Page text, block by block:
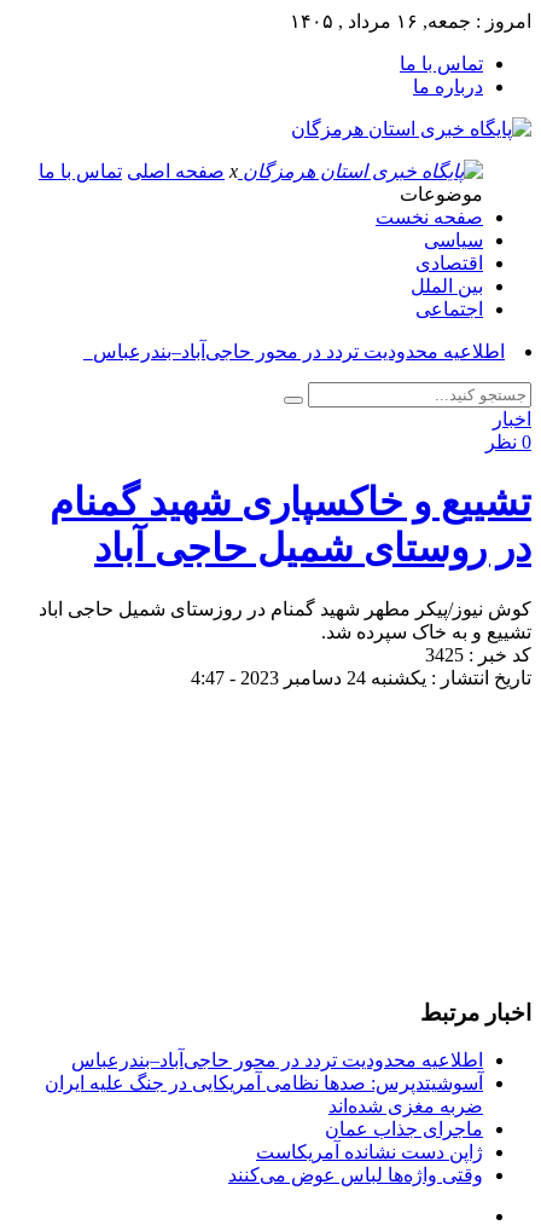
امروز : جمعه, ۱۶ مرداد , ۱۴۰۵
تماس با ما
درباره ما
x صفحه اصلی تماس با ما
موضوعات
صفحه نخست
سیاسی
اقتصادی
بین الملل
اجتماعی
آ_
اخبار
0 نظر
تشییع و خاکسپاری شهید گمنام
در روستای شمیل حاجی آباد
کوش نیوز/پیکر مطهر شهید گمنام در روزستای شمیل حاجی اباد
تشییع و به خاک سپرده شد.
کد خبر : 3425
تاریخ انتشار : یکشنبه 24 دسامبر 2023 - 4:47
اخبار مرتبط
اطلاعیه محدودیت تردد در محور حاجی‌آباد–بندرعباس
آسوشیتدپرس: صدها نظامی آمریکایی در جنگ علیه ایران
ضربه مغزی شده‌اند
ماجرای جذاب عمان
ژاپن دست نشانده آمریکاست
وقتی واژه‌ها لباس عوض می‌کنند